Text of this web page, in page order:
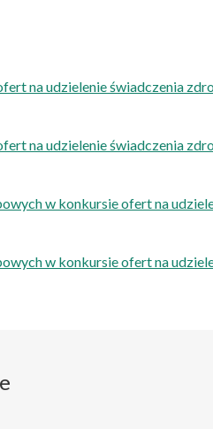
na udzielenie świadczenia
na udzielenie świadczenia
w konkursie ofert na
w konkursie ofert na